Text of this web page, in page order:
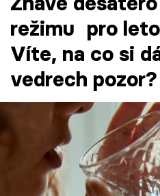
Témata
Recepty
Články
TV Program
Škola vaření
režimu pro
Víte, na co si
vedrech pozor?